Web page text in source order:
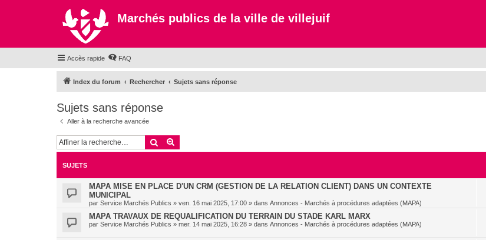
Marchés publics de la ville de villejuif
Accès rapide FAQ
Index du forum Rechercher Sujets sans réponse
Sujets sans réponse
Aller à la recherche avancée
Rechercher
SUJETS
MAPA MISE EN PLACE D'UN CRM (GESTION DE LA RELATION CLIENT) DANS UN CONTEXTE
MUNICIPAL
par Service Marchés Publics » ven. 16 mai 2025, 17:00 » dans Annonces - Marchés à procédures adaptées (MAPA)
MAPA TRAVAUX DE REQUALIFICATION DU TERRAIN DU STADE KARL MARX
par Service Marchés Publics » mer. 14 mai 2025, 16:28 » dans Annonces - Marchés à procédures adaptées (MAPA)